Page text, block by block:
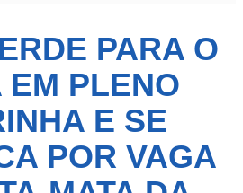
PARA O
EM PLENO
E SE
POR VAGA